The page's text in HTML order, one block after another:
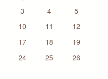
3 4 5
10 11 12
17 18 19
24 25 26